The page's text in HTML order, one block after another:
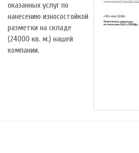
оказанных услуг по
нанесению износостойкой
разметки на складе
(24000 кв. м.) нашей
компании.